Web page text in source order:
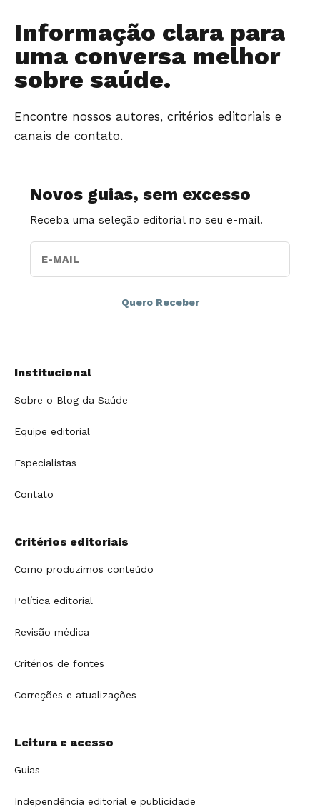
Informação clara para
uma conversa melhor
sobre saúde.
Encontre nossos autores, critérios editoriais e
canais de contato.
Novos guias, sem excesso
Receba uma seleção editorial no seu e-mail.
Institucional
Sobre o Blog da Saúde
Equipe editorial
Especialistas
Contato
Critérios editoriais
Como produzimos conteúdo
Política editorial
Revisão médica
Critérios de fontes
Correções e atualizações
Leitura e acesso
Guias
Independência editorial e publicidade